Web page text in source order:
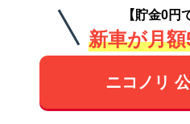
【貯金0円
新車が月
ニコノリ